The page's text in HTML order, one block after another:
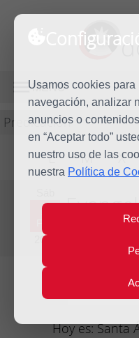
Usamos cookies
navegación, analizar
anuncios o
en “Aceptar todo”
nuestro uso de las
nuestra Política de
MENÚ
Predicación
L M X
5
2022 Cuarta
Lecturas
Hoy es: Santa